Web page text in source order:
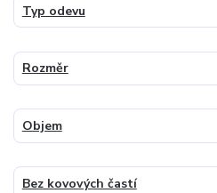
Typ odevu
Rozměr
Objem
Bez kovových častí